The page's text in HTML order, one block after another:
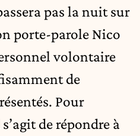
pas la nuit sur
porte-parole Nico
volontaire
de
Pour
de répondre à